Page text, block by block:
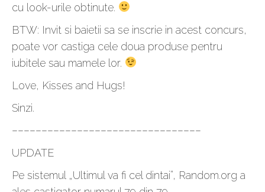
cu look-urile obtinute.
BTW: Invit si baietii sa se inscrie in acest concurs,
poate vor castiga cele doua produse pentru
iubitele sau mamele lor.
Love, Kisses and Hugs!
Sinzi.
––––––––––––––––––––––––––––––––
UPDATE
Pe sistemul „Ultimul va fi cel dintai”, Random.org a